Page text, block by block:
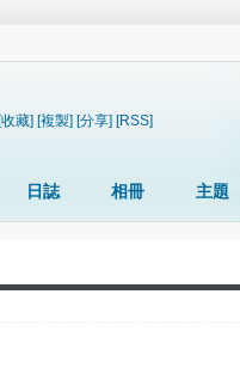
藏] [複製] [分享] [RSS]
日誌 相冊 主題